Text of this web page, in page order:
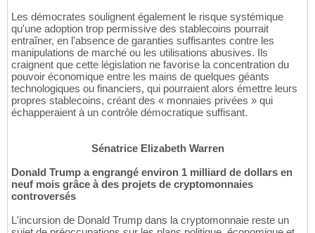
Les démocrates soulignent également le risque systémique
qu'une adoption trop permissive des stablecoins pourrait
entraîner, en l'absence de garanties suffisantes contre les
manipulations de marché ou les utilisations abusives. Ils
craignent que cette législation ne favorise la concentration du
pouvoir économique entre les mains de quelques géants
technologiques ou financiers, qui pourraient alors émettre leurs
propres stablecoins, créant des « monnaies privées » qui
échapperaient à un contrôle démocratique suffisant.
Sénatrice Elizabeth Warren
Donald Trump a engrangé environ 1 milliard de dollars en
neuf mois grâce à des projets de cryptomonnaies
controversés
L'incursion de Donald Trump dans la cryptomonnaie reste un